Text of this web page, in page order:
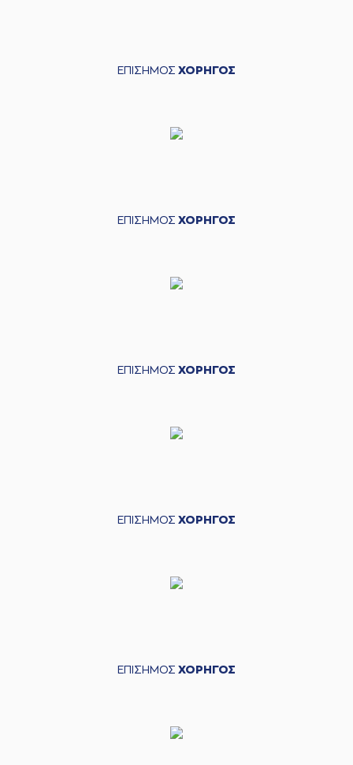
ΕΠΙΣΗΜΟΣ ΧΟΡΗΓΟΣ
ΕΠΙΣΗΜΟΣ ΧΟΡΗΓΟΣ
ΕΠΙΣΗΜΟΣ ΧΟΡΗΓΟΣ
ΕΠΙΣΗΜΟΣ ΧΟΡΗΓΟΣ
ΕΠΙΣΗΜΟΣ ΧΟΡΗΓΟΣ